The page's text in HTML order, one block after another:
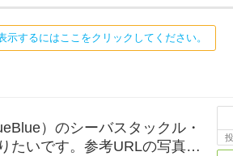
するにはここをクリックしてください。
）のシーバスタックル・
たいです。参考URLの写真の